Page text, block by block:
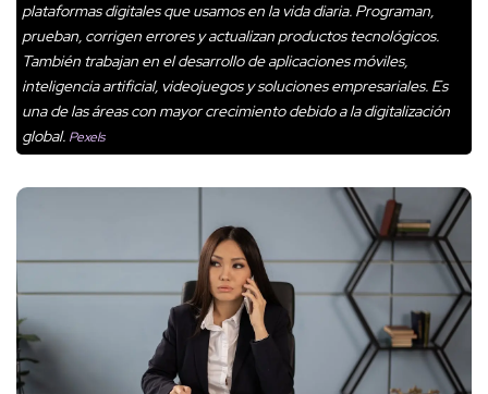
plataformas digitales que usamos en la vida diaria. Programan,
prueban, corrigen errores y actualizan productos tecnológicos.
También trabajan en el desarrollo de aplicaciones móviles,
inteligencia artificial, videojuegos y soluciones empresariales. Es
una de las áreas con mayor crecimiento debido a la digitalización
global. Pexels